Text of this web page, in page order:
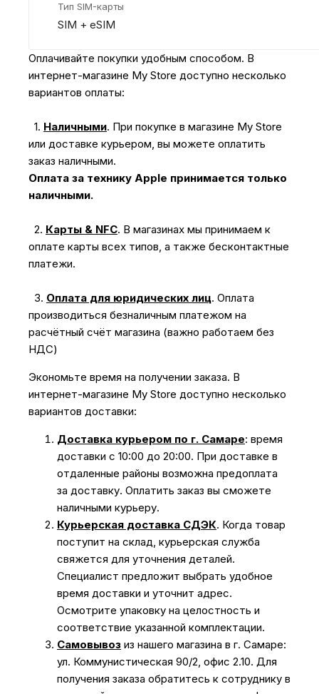
Тип SIM-карты
SIM + eSIM
Оплачивайте покупки удобным способом. В
интернет-магазине My Store доступно несколько
вариантов оплаты:
1. Наличными. При покупке в магазине My Store
или доставке курьером, вы можете оплатить
заказ наличными.
Оплата за технику Apple принимается только
наличными.
2. Карты & NFC. В магазинах мы принимаем к
оплате карты всех типов, а также бесконтактные
платежи.
3. Оплата для юридических лиц. Оплата
производиться безналичным платежом на
расчётный счёт магазина (важно работаем без
НДС)
Экономьте время на получении заказа. В
интернет-магазине My Store доступно несколько
вариантов доставки:
Доставка курьером по г. Самаре: время
доставки с 10:00 до 20:00. При доставке в
отдаленные районы возможна предоплата
за доставку. Оплатить заказ вы сможете
наличными курьеру.
Курьерская доставка СДЭК. Когда товар
поступит на склад, курьерская служба
свяжется для уточнения деталей.
Специалист предложит выбрать удобное
время доставки и уточнит адрес.
Осмотрите упаковку на целостность и
соответствие указанной комплектации.
Самовывоз из нашего магазина в г. Самаре:
ул. Коммунистическая 90/2, офис 2.10. Для
получения заказа обратитесь к сотруднику в